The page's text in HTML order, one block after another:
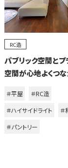
RC造
パブリック空間とプ
空間が心地よくつ
＃平屋
＃RC造
＃ハイサイドライト
＃
＃パントリー